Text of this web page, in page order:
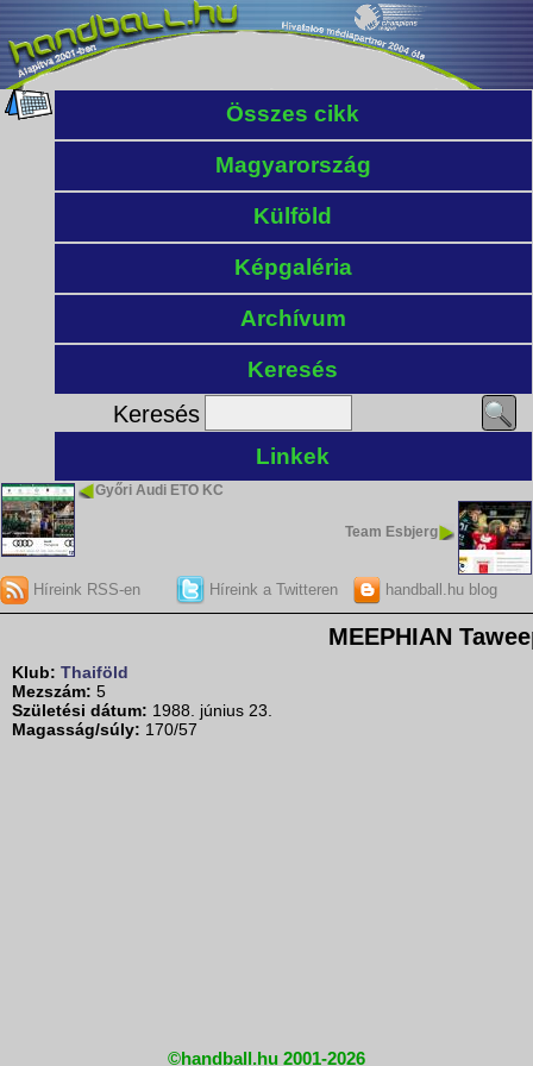
Összes cikk
Magyarország
Külföld
Képgaléria
Archívum
Keresés
Keresés
Linkek
Győri Audi ETO KC
Team Esbjerg
Híreink RSS-en Híreink a Twitteren handball.hu blog
MEEPHIAN
Klub: Thaiföld
Mezszám: 5
Születési dátum: 1988. június 23.
Magasság/súly: 170/57
©handball.hu 2001-2026